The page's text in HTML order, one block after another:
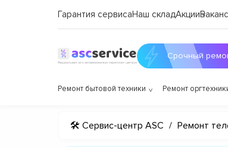
Гарантия сервисаНаш складАкции
Срочный
Ремонт бытовой техники Ремонт
🛠 Сервис-центр ASC / Ремонт